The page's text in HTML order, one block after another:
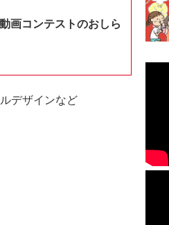
画コンテストのおしら
デザインなど